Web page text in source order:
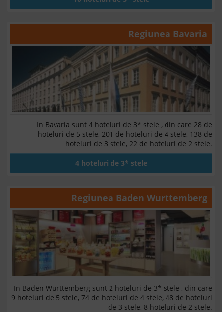
Regiunea Bavaria
In Bavaria sunt 4 hoteluri de 3* stele , din care 28 de
hoteluri de 5 stele, 201 de hoteluri de 4 stele, 138 de
hoteluri de 3 stele, 22 de hoteluri de 2 stele.
4 hoteluri de 3* stele
Regiunea Baden Wurttemberg
In Baden Wurttemberg sunt 2 hoteluri de 3* stele , din care
9 hoteluri de 5 stele, 74 de hoteluri de 4 stele, 48 de hoteluri
de 3 stele, 8 hoteluri de 2 stele.